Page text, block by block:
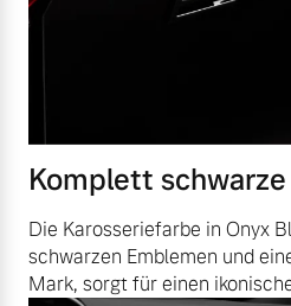
Komplett
Die Karosseriefarbe in Onyx
schwarzen Emblemen und
Mark, sorgt für einen